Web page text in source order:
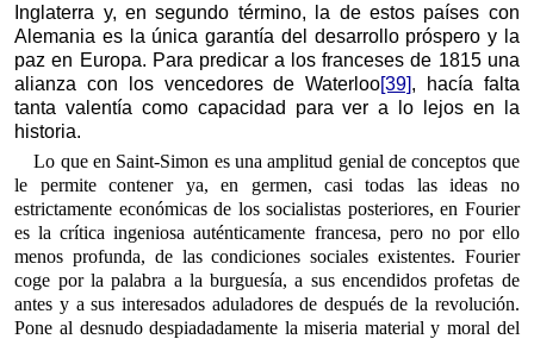
Inglaterra y, en segundo término, la de estos países con
Alemania es la única garantía del desarrollo próspero y la
paz en Europa. Para predicar a los franceses de 1815 una
alianza con los vencedores de Waterloo[39], hacía falta
tanta valentía como capacidad para ver a lo lejos en la
historia.
Lo que en Saint-Simon es una amplitud genial de conceptos que
le permite contener ya, en germen, casi todas las ideas no
estrictamente económicas de los socialistas posteriores, en Fourier
es la crítica ingeniosa auténticamente francesa, pero no por ello
menos profunda, de las condiciones sociales existentes. Fourier
coge por la palabra a la burguesía, a sus encendidos profetas de
antes y a sus interesados aduladores de después de la revolución.
Pone al desnudo despiadadamente la miseria material y moral del